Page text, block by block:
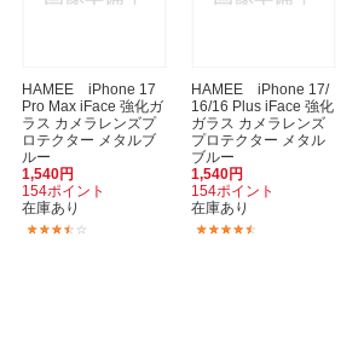
HAMEE iPhone 17
Pro Max iFace 強化ガ
ラス カメラレンズプ
ロテクター メタルブ
ルー
1,540円
154ポイント
在庫あり
HAMEE iPhone 17/
16/16 Plus iFace 強化
ガラス カメラレンズ
プロテクター メタル
ブルー
1,540円
154ポイント
在庫あり